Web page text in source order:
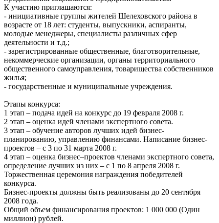
К участию приглашаются:
- инициативные группы жителей Шелеховского района в
возрасте от 18 лет: студенты, выпускники, аспиранты,
молодые менеджеры, специалисты различных сфер
деятельности и т.д.;
- зарегистрированные общественные, благотворительные,
некоммерческие организации, органы территориального
общественного самоуправления, товарищества собственников
жилья;
- государственные и муниципальные учреждения.
Этапы конкурса:
1 этап – подача идей на конкурс до 19 февраля 2008 г.
2 этап – оценка идей членами экспертного совета.
3 этап – обучение авторов лучших идей бизнес-
планированию, управлению финансами. Написание бизнес-
проектов – с 3 по 31 марта 2008 г.
4 этап – оценка бизнес–проектов членами экспертного совета,
определение лучших из них – с 1 по 8 апреля 2008 г.
Торжественная церемония награждения победителей
конкурса.
Бизнес-проекты должны быть реализованы до 20 сентября
2008 года.
Общий объем финансирования проектов: 1 000 000 (Один
миллион) рублей.